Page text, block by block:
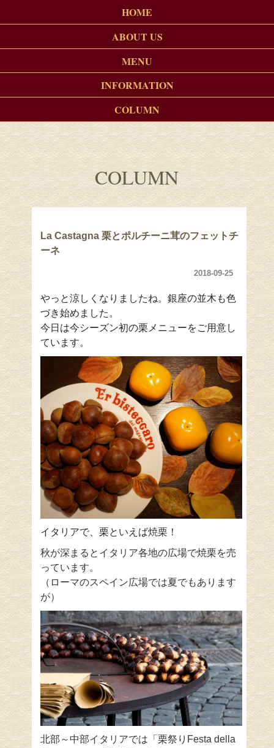
HOME
ABOUT US
MENU
INFORMATION
COLUMN
COLUMN
La Castagna 栗とポルチーニ茸のフェットチ
ーネ
2018-09-25
やっと涼しくなりましたね。銀座の並木も色
づき始めました。
今日は今シーズン初の栗メニューをご用意し
ています。
イタリアで、栗といえば焼栗！
秋が深まるとイタリア各地の広場で焼栗を売
っています。
（ローマのスペイン広場では夏でもあります
が）
北部～中部イタリアでは「栗祭りFesta della